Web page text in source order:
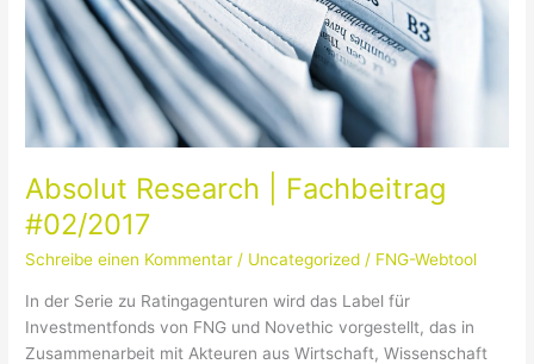
Absolut Research | Fachbeitrag
#02/2017
Schreibe einen Kommentar / Uncategorized / FNG-Webtool
In der Serie zu Ratingagenturen wird das Label für
Investmentfonds von FNG und Novethic vorgestellt, das in
Zusammenarbeit mit Akteuren aus Wirtschaft, Wissenschaft